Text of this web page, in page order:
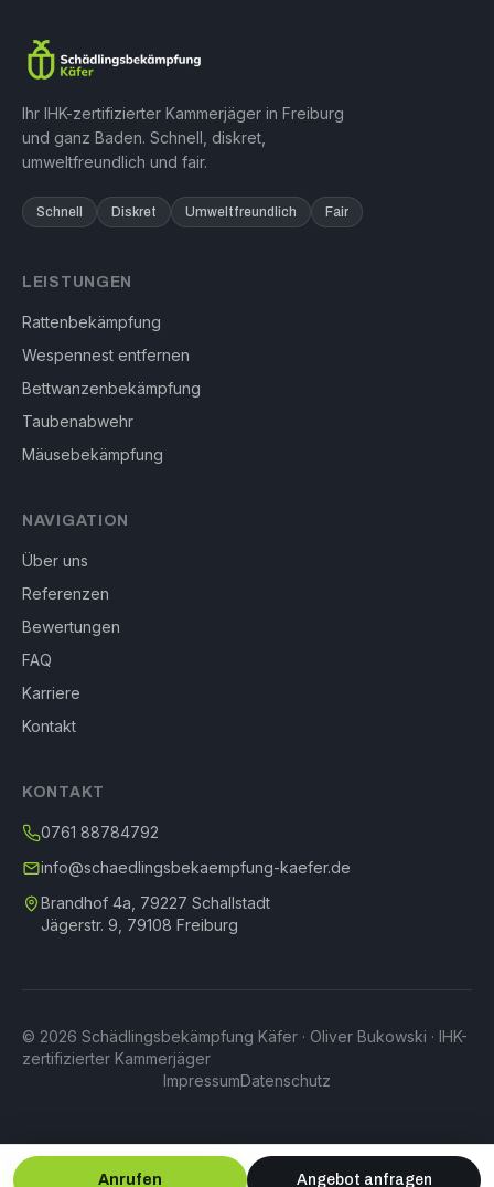
Ihr IHK-zertifizierter Kammerjäger in Freiburg
und ganz Baden. Schnell, diskret,
umweltfreundlich und fair.
Schnell Diskret Umweltfreundlich Fair
LEISTUNGEN
Rattenbekämpfung
Wespennest entfernen
Bettwanzenbekämpfung
Taubenabwehr
Mäusebekämpfung
NAVIGATION
Über uns
Referenzen
Bewertungen
FAQ
Karriere
Kontakt
KONTAKT
0761 88784792
info@schaedlingsbekaempfung-kaefer.de
Brandhof 4a, 79227 Schallstadt
Jägerstr. 9, 79108 Freiburg
© 2026 Schädlingsbekämpfung Käfer · Oliver Bukowski · IHK-
zertifizierter Kammerjäger
ImpressumDatenschutz
Anrufen Angebot anfragen